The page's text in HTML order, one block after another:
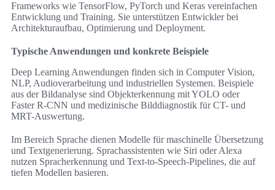
Frameworks wie TensorFlow, PyTorch und Keras vereinfachen
Entwicklung und Training. Sie unterstützen Entwickler bei
Architekturaufbau, Optimierung und Deployment.
Typische Anwendungen und konkrete Beispiele
Deep Learning Anwendungen finden sich in Computer Vision,
NLP, Audioverarbeitung und industriellen Systemen. Beispiele
aus der Bildanalyse sind Objekterkennung mit YOLO oder
Faster R-CNN und medizinische Bilddiagnostik für CT- und
MRT-Auswertung.
Im Bereich Sprache dienen Modelle für maschinelle Übersetzung
und Textgenerierung. Sprachassistenten wie Siri oder Alexa
nutzen Spracherkennung und Text-to-Speech-Pipelines, die auf
tiefen Modellen basieren.